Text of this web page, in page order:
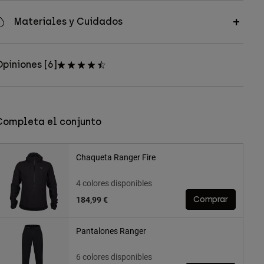
Materiales y Cuidados
[6]
el conjunto
Chaqueta Ranger Fire
4 colores disponibles
184,99 €
Comprar
Pantalones Ranger
6 colores disponibles